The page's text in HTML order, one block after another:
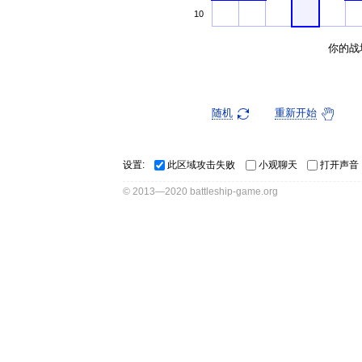
10
你的战
随机 重新开始
设置: 此区域攻击失败 小观聊天 打开声音
© 2013—2020 battleship-game.org